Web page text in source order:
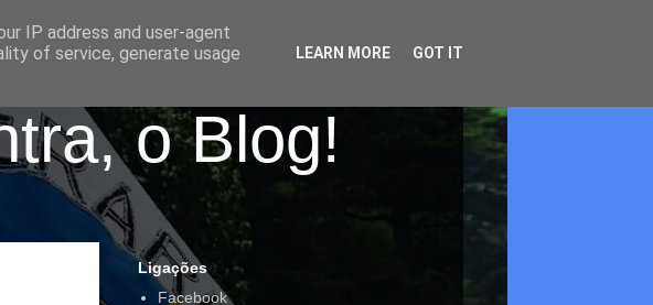
o Blog!
Ligações
Facebook
IP address and user-agent
of service, generate usage
LEARN MORE GOT IT